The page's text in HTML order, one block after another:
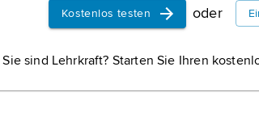
Kostenlos testen oder
Sie sind Lehrkraft? Starten Sie Ihren